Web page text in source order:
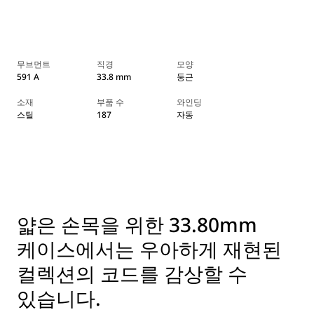
무브먼트
591 A
직경
33.8 mm
모양
둥근
소재
스틸
부품 수
187
와인딩
자동
얇은 손목을 위한 33.80mm
케이스에서는 우아하게 재현된
컬렉션의 코드를 감상할 수
있습니다.